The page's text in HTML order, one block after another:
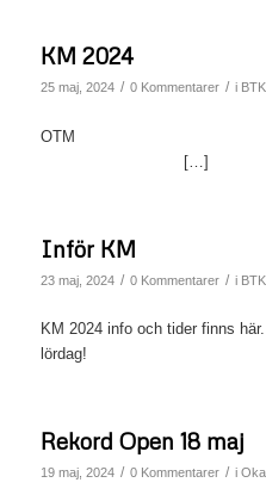
KM 2024
25 maj, 2024 / 0 Kommentarer / i
OTM
[…]
Inför KM
23 maj, 2024 / 0 Kommentarer / i
KM 2024 info och tider finns
lördag!
Rekord Open 18 maj
19 maj, 2024 / 0 Kommentarer / i